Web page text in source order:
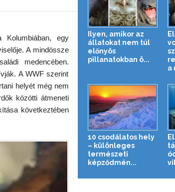
Kolumbiában, egy
A mindössze
medencében.
A WWF szerint
helyét még nem
közötti átmeneti
következtében
Ilyen, amikor az
állatokat nem túl
előnyös
pillanatokban ö...
a
10 csodálatos hely
– különleges
természeti
képződmén...